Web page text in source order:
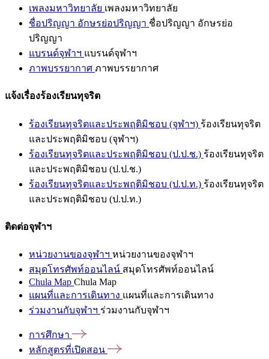
เพลงมหาวิทยาลัย เพลงมหาวิทยาลัย
ชื่อปริญญา อักษรย่อปริญญา ชื่อปริญญา อักษรย่อ
ปริญญา
แบรนด์จุฬาฯ แบรนด์จุฬาฯ
ภาพบรรยากาศ ภาพบรรยากาศ
แจ้งเรื่องร้องเรียนทุจริต
ร้องเรียนทุจริตและประพฤติมิชอบ (จุฬาฯ) ร้องเรียนทุจริต
และประพฤติมิชอบ (จุฬาฯ)
ร้องเรียนทุจริตและประพฤติมิชอบ (ป.ป.ช.) ร้องเรียนทุจริต
และประพฤติมิชอบ (ป.ป.ช.)
ร้องเรียนทุจริตและประพฤติมิชอบ (ป.ป.ท.) ร้องเรียนทุจริต
และประพฤติมิชอบ (ป.ป.ท.)
ติดต่อจุฬาฯ
หน่วยงานของจุฬาฯ หน่วยงานของจุฬาฯ
สมุดโทรศัพท์ออนไลน์ สมุดโทรศัพท์ออนไลน์
Chula Map Chula Map
แผนที่และการเดินทาง แผนที่และการเดินทาง
ร่วมงานกับจุฬาฯ ร่วมงานกับจุฬาฯ
การศึกษา
หลักสูตรที่เปิดสอน